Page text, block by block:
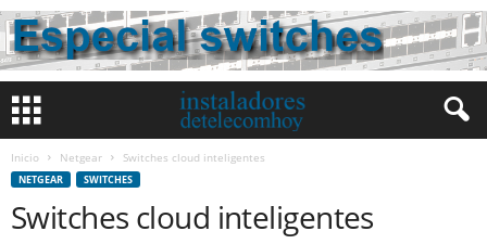
Inicio Netgear Switches cloud inteligentes
NETGEAR SWITCHES
Switches cloud inteligentes